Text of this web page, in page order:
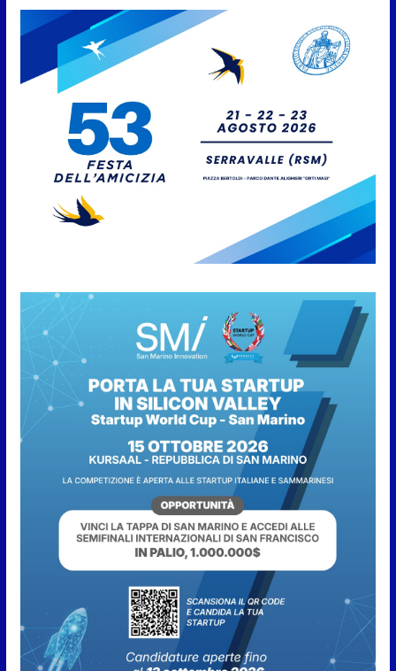
approvato
6 Agosto 2026
Protezione Civile San Marino.
della fase preliminare di
preallarme, dal 3 al 9 agosto
6 Agosto 2026
“San Marino Antiqua –
Leggende e storie del Titano”:
l’inequivocabile successo di
6 Agosto 2026